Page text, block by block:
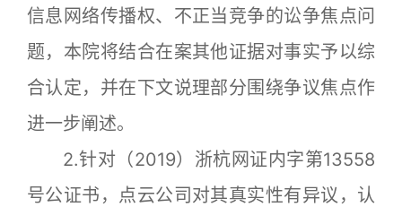
信息网络传播权、不正当竞争的讼争焦点问
题，本院将结合在案其他证据对事实予以综
合认定，并在下文说理部分围绕争议焦点作
进一步阐述。
2.针对（2019）浙杭网证内字第13558
号公证书，点云公司对其真实性有异议，认